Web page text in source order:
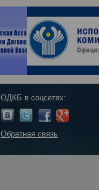
ОДКБ в соцсетях:
Обратная связь